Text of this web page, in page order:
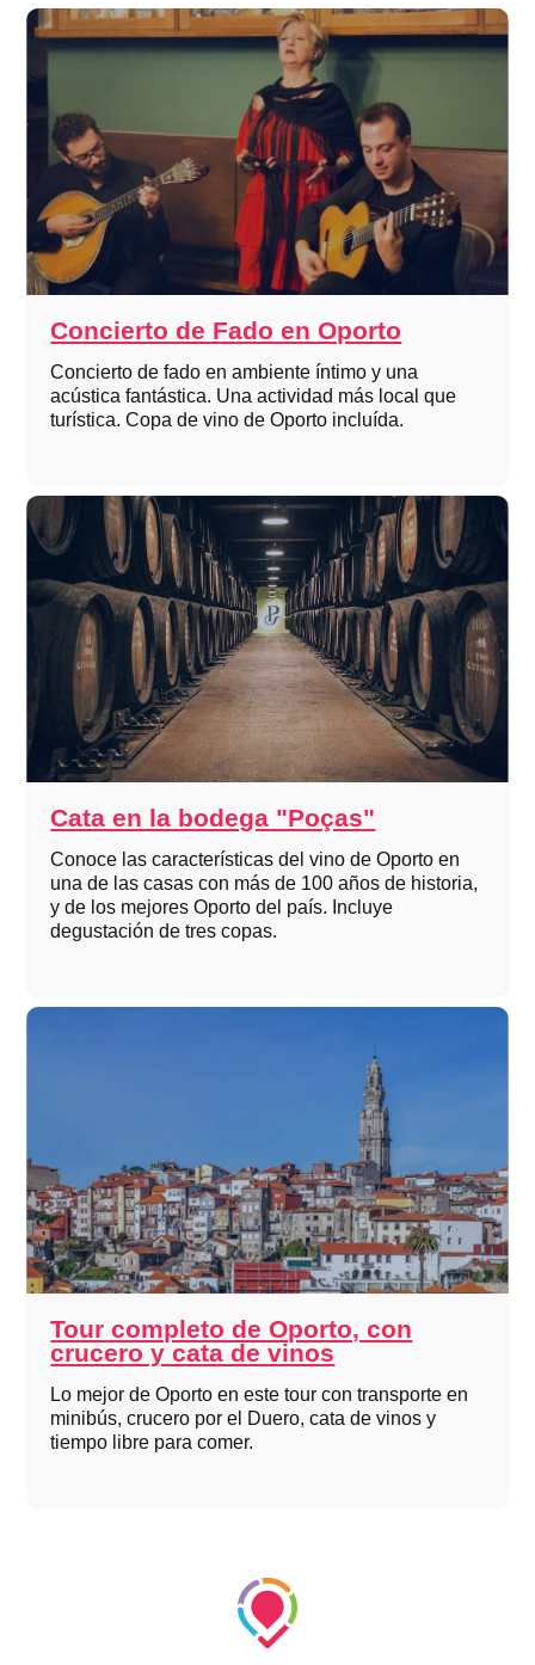
Concierto de Fado en Oporto
Concierto de fado en ambiente íntimo y una
acústica fantástica. Una actividad más local que
turística. Copa de vino de Oporto incluída.
Cata en la bodega "Poças"
Conoce las características del vino de Oporto en
una de las casas con más de 100 años de historia,
y de los mejores Oporto del país. Incluye
degustación de tres copas.
Tour completo de Oporto, con
crucero y cata de vinos
Lo mejor de Oporto en este tour con transporte en
minibús, crucero por el Duero, cata de vinos y
tiempo libre para comer.